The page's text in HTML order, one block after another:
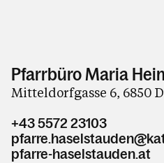
Pfarrbüro Maria
Mitteldorfgasse 6, 6850
+43 5572 23103
pfarre-haselstauden.at